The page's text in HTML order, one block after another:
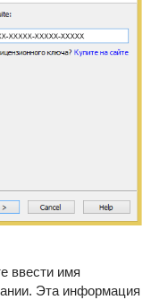
ввести имя
Эта информация